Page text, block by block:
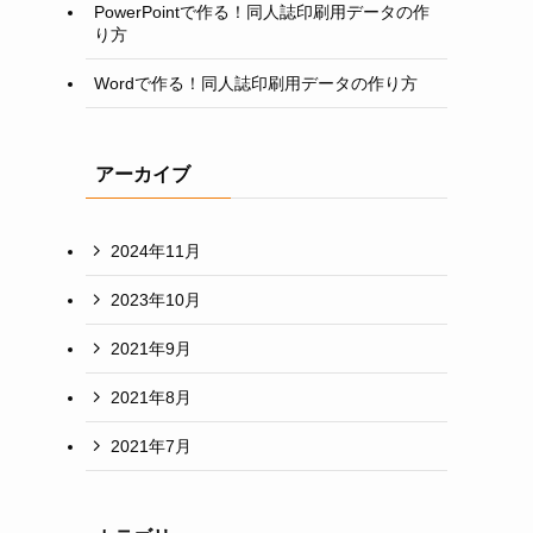
PowerPointで作る！同人誌印刷用データの作
り方
Wordで作る！同人誌印刷用データの作り方
アーカイブ
2024年11月
2023年10月
2021年9月
2021年8月
2021年7月